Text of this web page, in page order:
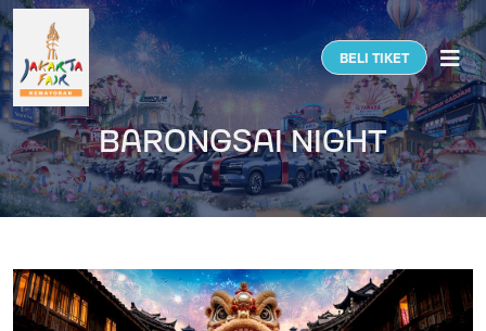
BELI TIKET
BARONGSAI NIGHT